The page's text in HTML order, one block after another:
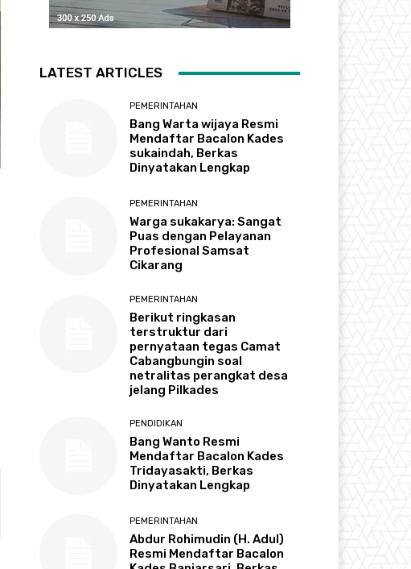
LATEST ARTICLES
PEMERINTAHAN
Bang Warta wijaya Resmi
Mendaftar Bacalon Kades
sukaindah, Berkas
Dinyatakan Lengkap
PEMERINTAHAN
Warga sukakarya: Sangat
Puas dengan Pelayanan
Profesional Samsat
Cikarang
PEMERINTAHAN
Berikut ringkasan
terstruktur dari
pernyataan tegas Camat
Cabangbungin soal
netralitas perangkat desa
jelang Pilkades
PENDIDIKAN
Bang Wanto Resmi
Mendaftar Bacalon Kades
Tridayasakti, Berkas
Dinyatakan Lengkap
PEMERINTAHAN
Abdur Rohimudin (H. Adul)
Resmi Mendaftar Bacalon